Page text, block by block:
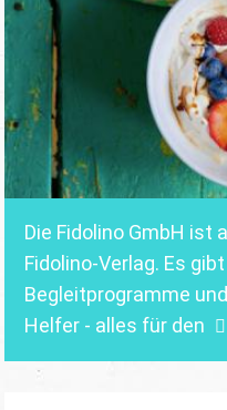
Die Fidolino GmbH ist
Fidolino-Verlag. Es
Begleitprogramme
Helfer - alles für den